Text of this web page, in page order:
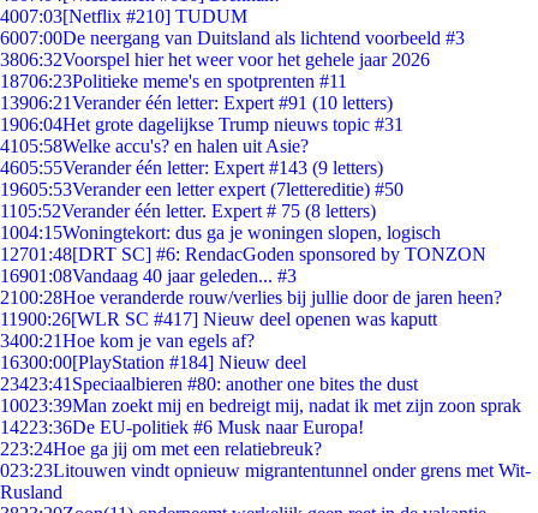
4007:03[Netflix #210] TUDUM
6007:00De neergang van Duitsland als lichtend voorbeeld #3
3806:32Voorspel hier het weer voor het gehele jaar 2026
18706:23Politieke meme's en spotprenten #11
13906:21Verander één letter: Expert #91 (10 letters)
1906:04Het grote dagelijkse Trump nieuws topic #31
4105:58Welke accu's? en halen uit Asie?
4605:55Verander één letter: Expert #143 (9 letters)
19605:53Verander een letter expert (7lettereditie) #50
1105:52Verander één letter. Expert # 75 (8 letters)
1004:15Woningtekort: dus ga je woningen slopen, logisch
12701:48[DRT SC] #6: RendacGoden sponsored by TONZON
16901:08Vandaag 40 jaar geleden... #3
2100:28Hoe veranderde rouw/verlies bij jullie door de jaren heen?
11900:26[WLR SC #417] Nieuw deel openen was kaputt
3400:21Hoe kom je van egels af?
16300:00[PlayStation #184] Nieuw deel
23423:41 Speciaalbieren #80: another one bites the dust
10023:39Man zoekt mij en bedreigt mij, nadat ik met zijn zoon sprak
14223:36De EU-politiek #6 Musk naar Europa!
223:24Hoe ga jij om met een relatiebreuk?
023:23Litouwen vindt opnieuw migrantentunnel onder grens met Wit-
Rusland